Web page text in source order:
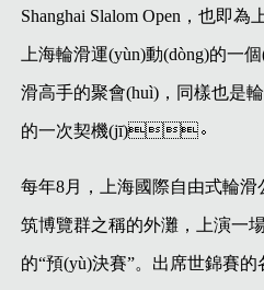
Shanghai Slalom Open，也即為
上海輪滑運(yùn)動(dòng)的一
滑高手的聚會(huì)，同樣也
的一次契機(jī)。
每年8月，上海國際自由式輪
筑博覽群之稱的外灘，上演
的“預(yù)決賽”。出席世錦賽